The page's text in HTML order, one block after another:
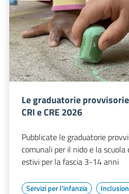
Le graduatorie
CRI e CRE 2026
Pubblicate le graduatorie
comunali per il nido e la
estivi per la fascia 3-14 anni
Servizi per l'infanzia